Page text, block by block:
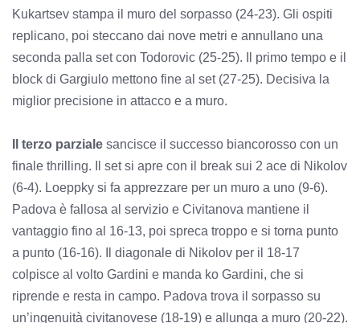
Kukartsev stampa il muro del sorpasso (24-23). Gli ospiti
replicano, poi steccano dai nove metri e annullano una
seconda palla set con Todorovic (25-25). Il primo tempo e il
block di Gargiulo mettono fine al set (27-25). Decisiva la
miglior precisione in attacco e a muro.
Il terzo parziale sancisce il successo biancorosso con un
finale thrilling. Il set si apre con il break sui 2 ace di Nikolov
(6-4). Loeppky si fa apprezzare per un muro a uno (9-6).
Padova è fallosa al servizio e Civitanova mantiene il
vantaggio fino al 16-13, poi spreca troppo e si torna punto
a punto (16-16). Il diagonale di Nikolov per il 18-17
colpisce al volto Gardini e manda ko Gardini, che si
riprende e resta in campo. Padova trova il sorpasso su
un’ingenuità civitanovese (18-19) e allunga a muro (20-22).